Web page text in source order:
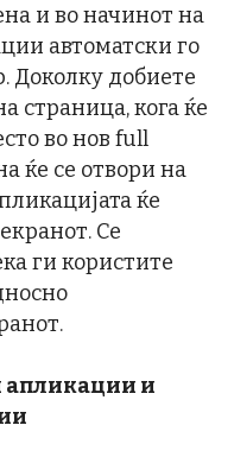
и во начинот на
автоматски го
Доколку добиете
страница, кога ќе
во нов full
ќе се отвори на
ќе
Се
ги користите
апликации и